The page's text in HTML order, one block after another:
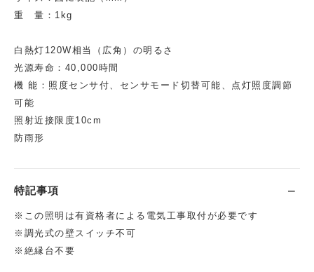
重 量：1kg
白熱灯120W相当（広角）の明るさ
光源寿命：40,000時間
機 能：照度センサ付、センサモード切替可能、点灯照度調節
可能
照射近接限度10cm
防雨形
特記事項
※この照明は有資格者による電気工事取付が必要です
※調光式の壁スイッチ不可
※絶縁台不要